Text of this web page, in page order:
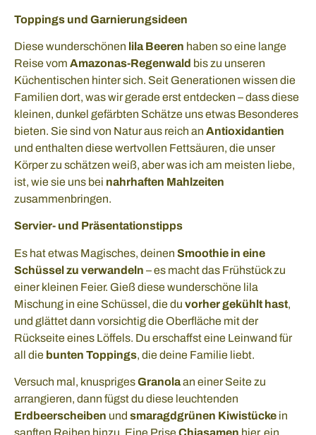
Toppings und Garnierungsideen
Diese wunderschönen lila Beeren haben so eine lange
Reise vom Amazonas-Regenwald bis zu unseren
Küchentischen hinter sich. Seit Generationen wissen die
Familien dort, was wir gerade erst entdecken – dass diese
kleinen, dunkel gefärbten Schätze uns etwas Besonderes
bieten. Sie sind von Natur aus reich an Antioxidantien
und enthalten diese wertvollen Fettsäuren, die unser
Körper zu schätzen weiß, aber was ich am meisten liebe,
ist, wie sie uns bei nahrhaften Mahlzeiten
zusammenbringen.
Servier- und Präsentationstipps
Es hat etwas Magisches, deinen Smoothie in eine
Schüssel zu verwandeln – es macht das Frühstück zu
einer kleinen Feier. Gieß diese wunderschöne lila
Mischung in eine Schüssel, die du vorher gekühlt hast,
und glättet dann vorsichtig die Oberfläche mit der
Rückseite eines Löffels. Du erschaffst eine Leinwand für
all die bunten Toppings, die deine Familie liebt.
Versuch mal, knusprigesGranolaan einer Seite zu
arrangieren, dann fügst du diese leuchtenden
Erdbeerscheiben und smaragdgrünen Kiwistücke in
sanften Reihen hinzu. Eine PriseChiasamen hier, ein